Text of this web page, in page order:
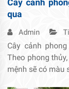
Cây cảnh
qua
Admin
Cây cảnh
Theo phong
mệnh sẽ có màu